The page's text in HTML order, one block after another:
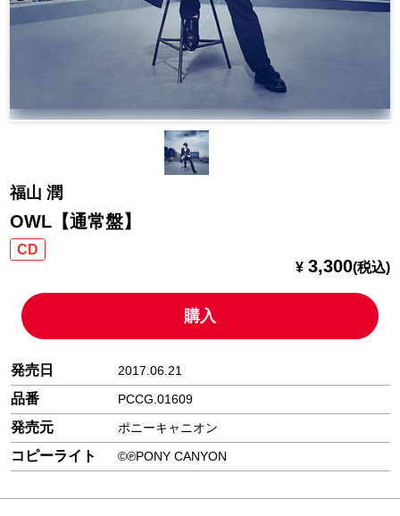
福山 潤
OWL【通常盤】
CD
¥ 3,300(税込)
購入
発売日 2017.06.21
品番 PCCG.01609
発売元 ポニーキャニオン
コピーライト ©℗PONY CANYON